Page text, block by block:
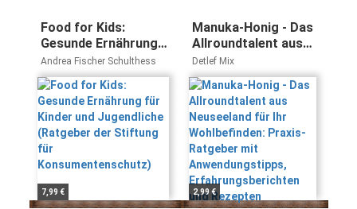
Food for Kids:
Gesunde Ernährung
für Kinder und
Jugendliche
(Ratgeber der
Stiftung für
Konsumentenschutz)
Andrea Fischer Schulthess
7,99 €
Manuka-Honig - Das
Allroundtalent aus
Neuseeland für Ihr
Wohlbefinden:
Praxis-Ratgeber mit
Anwendungstipps,
Erfahrungsberichten
und Rezepten
Detlef Mix
2,99 €